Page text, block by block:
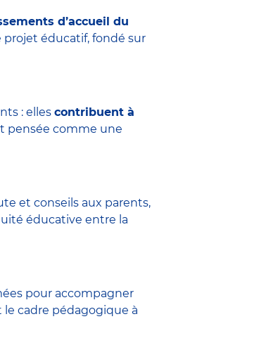
d’accueil du
éducatif, fondé sur
: elles contribuent à
pensée comme une
et conseils aux parents,
éducative entre la
pour accompagner
cadre pédagogique à